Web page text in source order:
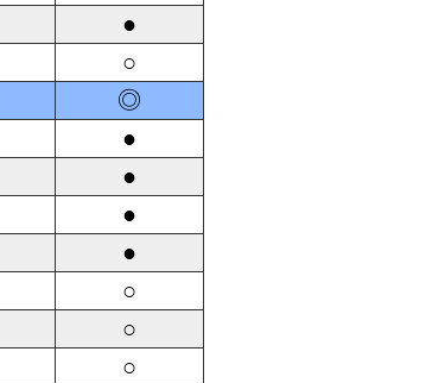
●
○
◎
●
●
●
●
○
○
○